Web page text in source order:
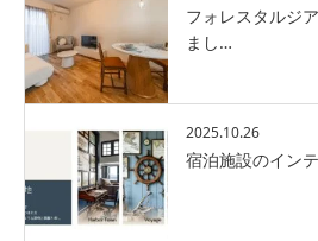
フォレスタルジ
まし…
2025.10.26
宿泊施設のイン